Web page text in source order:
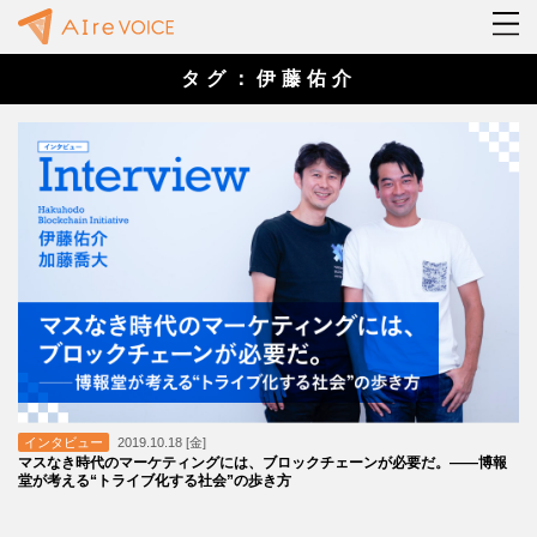
タグ：伊藤佑介
インタビュー 2019.10.18 [金]
マスなき時代のマーケティングには、ブロックチェーンが必要だ。——博報
堂が考える“トライブ化する社会”の歩き方